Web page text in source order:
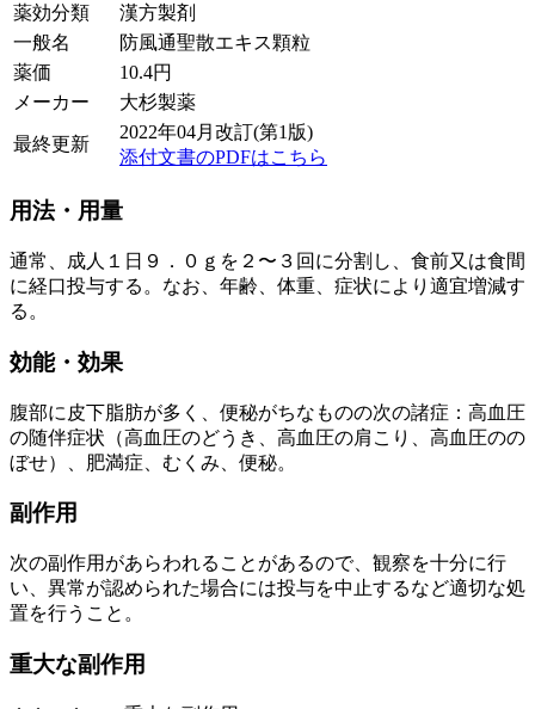
薬効分類
漢方製剤
一般名
防風通聖散エキス顆粒
薬価
10.4円
メーカー
大杉製薬
最終更新
2022年04月改訂(第1版)
添付文書のPDFはこちら
用法・用量
通常、成人１日９．０ｇを２〜３回に分割し、食前又は食間
に経口投与する。なお、年齢、体重、症状により適宜増減す
る。
効能・効果
腹部に皮下脂肪が多く、便秘がちなものの次の諸症：高血圧
の随伴症状（高血圧のどうき、高血圧の肩こり、高血圧のの
ぼせ）、肥満症、むくみ、便秘。
副作用
次の副作用があらわれることがあるので、観察を十分に行
い、異常が認められた場合には投与を中止するなど適切な処
置を行うこと。
重大な副作用